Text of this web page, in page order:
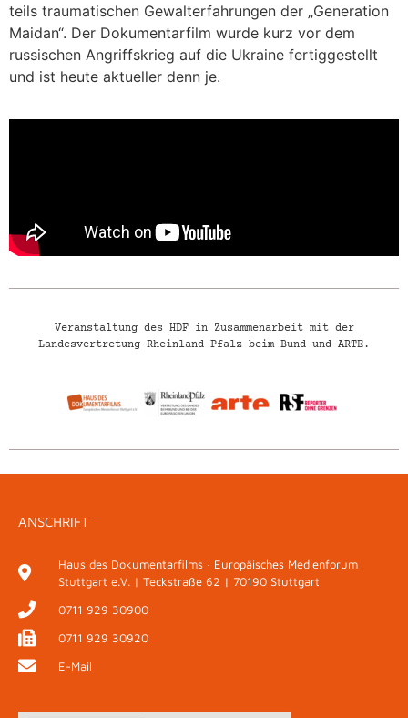
teils traumatischen Gewalterfahrungen der „Generation
Maidan“. Der Dokumentarfilm wurde kurz vor dem
russischen Angriffskrieg auf die Ukraine fertiggestellt
und ist heute aktueller denn je.
Veranstaltung des HDF in Zusammenarbeit mit der
Landesvertretung Rheinland-Pfalz beim Bund und ARTE.
ANSCHRIFT
Haus des Dokumentarfilms · Europäisches Medienforum
Stuttgart e.V. | Teckstraße 62 | 70190 Stuttgart
0711 929 30900
0711 929 30920
E-Mail